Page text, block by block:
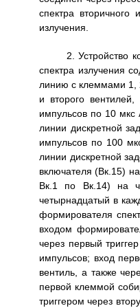
спектра
излучения.
2. Устройство контроля электромагнитного поля вторичных излучателей по п.1, отличающееся тем, что формирователь спектра излучения содержит первый триггер, элемент И, четырнадцать линий дискретной задержки на 20 мс, собирательную линию с клеммами 1, 2 и 3, первый генератор для формирования пакета из двух импульсов по 1 мкс A1, состоящий из: первого и второго вентилей, первой линии дискретной задержки на 1 мкс; второй генератор для формирования пакета из двух импульсов по 10 мкс А2, состоящий из: третьего и четвертого вентилей, второй линии дискретной задержки на 10 мс, третьей линии дискретной задержки на 10 мкс и второго триггера 13 на 10 мкс; третий генератор для формирования пакета из двух импульсов по 100 мкс A3, состоящий из: пятого и шестого вентилей, четвертой линии дискретной задержки на 10 мс, пятой линии дискретной задержки на 100 мкс и третьего триггера на 100 мкс; коммутатор импульсов А4, состоящий из: пятнадцатого включателя (Вк.15) на два положения включения и четырнадцати каналов, причем в каждом канале собственный включатель (с Вк.1 по Вк.14) на четыре положения, для четырех режимов работы, в тринадцати каналах, начиная со второго по четырнадцатый в каждом канале собственные - включатель,